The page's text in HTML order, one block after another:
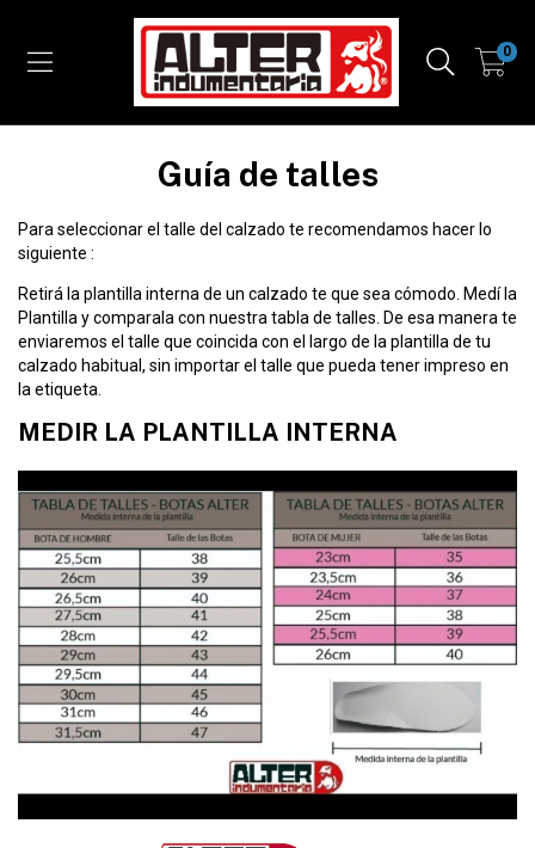
0
Guía de talles
Para seleccionar el talle del calzado te recomendamos hacer lo
siguiente :
Retirá la plantilla interna de un calzado te que sea cómodo. Medí la
Plantilla y comparala con nuestra tabla de talles. De esa manera te
enviaremos el talle que coincida con el largo de la plantilla de tu
calzado habitual, sin importar el talle que pueda tener impreso en
la etiqueta.
MEDIR LA PLANTILLA INTERNA